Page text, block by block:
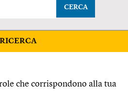
CERCA
che corrispondono alla tua